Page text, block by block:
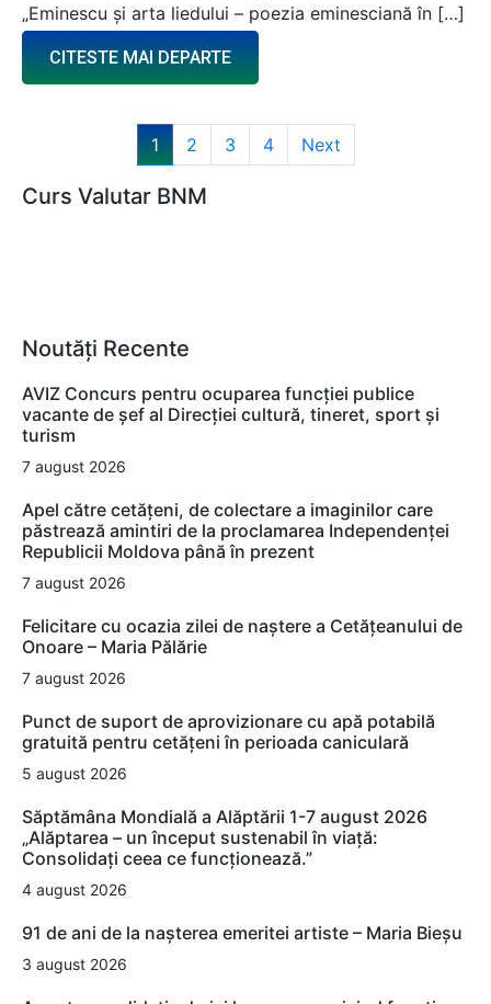
„Eminescu și arta liedului – poezia eminesciană în […]
CITESTE MAI DEPARTE
1 2 3 4 Next
Curs Valutar BNM
Noutăți Recente
AVIZ Concurs pentru ocuparea funcţiei publice
vacante de şef al Direcţiei cultură, tineret, sport şi
turism
7 august 2026
Apel către cetățeni, de colectare a imaginilor care
păstrează amintiri de la proclamarea Independenței
Republicii Moldova până în prezent
7 august 2026
Felicitare cu ocazia zilei de naștere a Cetățeanului de
Onoare – Maria Pălărie
7 august 2026
Punct de suport de aprovizionare cu apă potabilă
gratuită pentru cetățeni în perioada caniculară
5 august 2026
Săptămâna Mondială a Alăptării 1-7 august 2026
„Alăptarea – un început sustenabil în viață:
Consolidați ceea ce funcționează.”
4 august 2026
91 de ani de la nașterea emeritei artiste – Maria Bieșu
3 august 2026